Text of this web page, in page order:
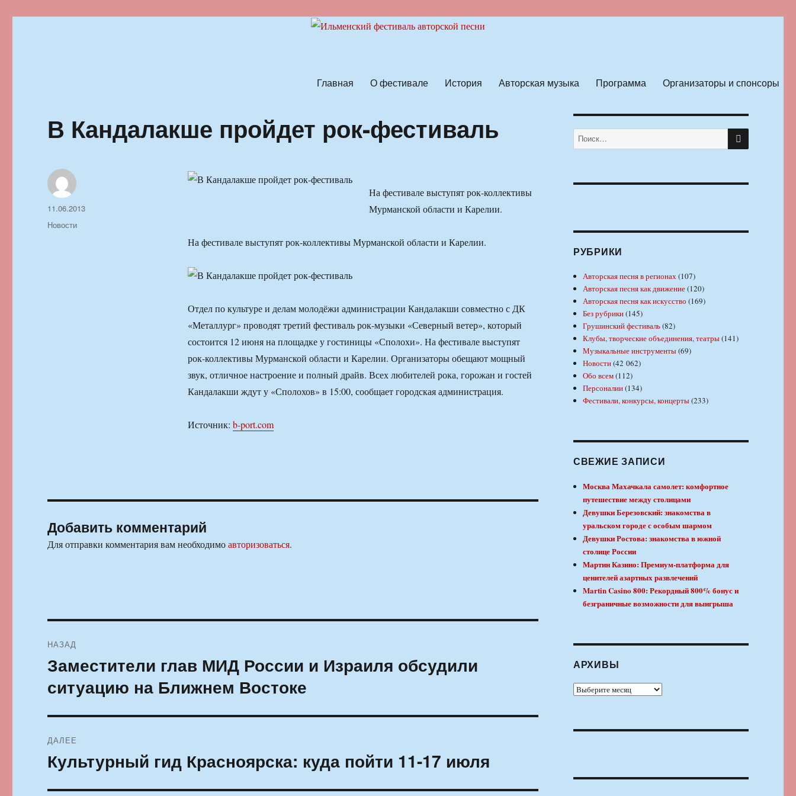
Главная О фестивале История Авторская музыка Программа Организаторы и спонсоры
В Кандалакше пройдет рок-фестиваль
На фестивале выступят рок-коллективы
Мурманской области и Карелии.
На фестивале выступят рок-коллективы Мурманской области и Карелии.
Отдел по культуре и делам молодёжи администрации Кандалакши совместно с ДК
«Металлург» проводят третий фестиваль рок-музыки «Северный ветер», который
состоится 12 июня на площадке у гостиницы «Сполохи». На фестивале выступят
рок-коллективы Мурманской области и Карелии. Организаторы обещают мощный
звук, отличное настроение и полный драйв. Всех любителей рока, горожан и гостей
Кандалакши ждут у «Сполохов» в 15:00, сообщает городская администрация.
Источник: b-port.com
Автор
Опубликовано
11.06.2013
Рубрики
Новости
Добавить комментарий
Для отправки комментария вам необходимоавторизоваться.
по
записям
НАЗАД
Предыдущая
Заместители глав МИД России и Израиля обсудили
ситуацию на Ближнем Востоке
ДАЛЕЕ
Следующая
запись:
Культурный гид Красноярска: куда пойти 11-17 июля
Искать: ПОИСК
РУБРИКИ
Авторская песня в регионах(107)
Авторская песня как движение(120)
Авторская песня как искусство (169)
Без рубрики(145)
Грушинский фестиваль(82)
Клубы, творческие объединения, театры(141)
Музыкальные инструменты(69)
Новости(42 062)
Обо всем(112)
Персоналии(134)
Фестивали, конкурсы, концерты(233)
СВЕЖИЕ ЗАПИСИ
Москва Махачкала самолет: комфортное
путешествие между столицами
Девушки Березовский: знакомства в
уральском городе с особым шармом
Девушки Ростова: знакомства в южной
столице России
Мартин Казино: Премиум-платформа для
ценителей азартных развлечений
Martin Casino 800: Рекордный 800% бонус и
безграничные возможности для выигрыша
АРХИВЫ
Архивы